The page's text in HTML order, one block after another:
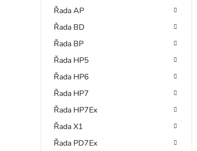
Řada AP
Řada BD
Řada BP
Řada HP5
Řada HP6
Řada HP7
Řada HP7Ex
Řada X1
Řada PD7Ex